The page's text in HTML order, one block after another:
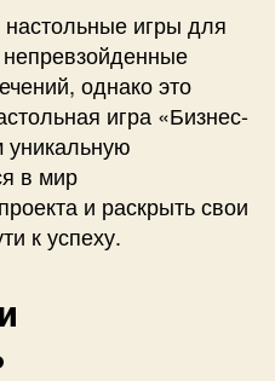
игры для
однако это
игра «Бизнес-
уникальную
в мир
и раскрыть свои
к успеху.